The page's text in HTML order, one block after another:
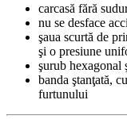
carcasă fără
nu se desface
şaua scurtă de
şi o presiune
şurub hexagonal
banda ştanţată,
furtunului